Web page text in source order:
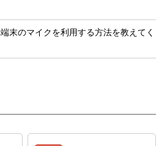
末のマイクを利用する方法を教えてく